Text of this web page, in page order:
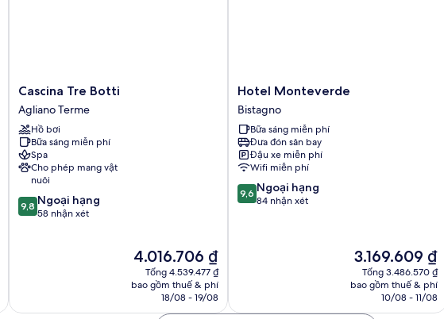
Cascina
Tre
Botti
Agliano
Terme
Cascina Tre Botti
Agliano Terme
Hồ bơi
Bữa sáng miễn phí
Spa
Cho phép mang vật
nuôi
9.8
trên
9,8 Ngoại hạng
58 nhận xét
Giá
hiện
tại
4.016.706 ₫
4.016.706 ₫
Tổng 4.539.477 ₫
bao gồm thuế & phí
18/08 - 19/08
Hotel
Monteverde
Bistagno
Hotel Monteverde
Bistagno
Bữa sáng miễn phí
Đưa đón sân bay
Đậu xe miễn phí
Wifi miễn phí
9.6
trên
9,6 Ngoại hạng
84 nhận xét
Giá
hiện
tại
3.169.609 ₫
3.169.609 ₫
Tổng 3.486.570 ₫
bao gồm thuế & phí
10/08 - 11/08